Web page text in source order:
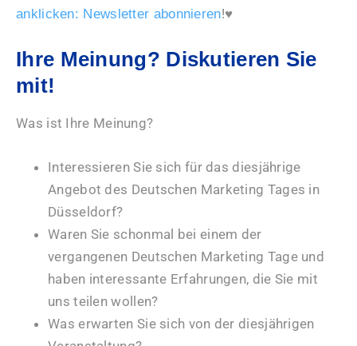
anklicken: Newsletter abonnieren!♥
Ihre Meinung? Diskutieren Sie
mit!
Was ist Ihre Meinung?
Interessieren Sie sich für das diesjährige
Angebot des Deutschen Marketing Tages in
Düsseldorf?
Waren Sie schonmal bei einem der
vergangenen Deutschen Marketing Tage und
haben interessante Erfahrungen, die Sie mit
uns teilen wollen?
Was erwarten Sie sich von der diesjährigen